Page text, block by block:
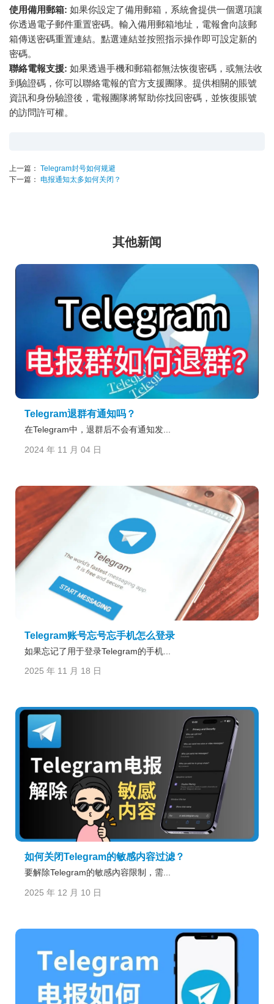
使用備用郵箱: 如果你設定了備用郵箱，系統會提供一個選項讓
你透過電子郵件重置密碼。輸入備用郵箱地址，電報會向該郵
箱傳送密碼重置連結。點選連結並按照指示操作即可設定新的
密碼。
聯絡電報支援: 如果透過手機和郵箱都無法恢復密碼，或無法收
到驗證碼，你可以聯絡電報的官方支援團隊。提供相關的賬號
資訊和身份驗證後，電報團隊將幫助你找回密碼，並恢復賬號
的訪問許可權。
上一篇： Telegram封号如何规避
下一篇： 电报通知太多如何关闭？
其他新闻
Telegram退群有通知吗？
在Telegram中，退群后不会有通知发...
2024 年 11 月 04 日
Telegram账号忘号忘手机怎么登录
如果忘记了用于登录Telegram的手机...
2025 年 11 月 18 日
如何关闭Telegram的敏感内容过滤？
要解除Telegram的敏感內容限制，需...
2025 年 12 月 10 日